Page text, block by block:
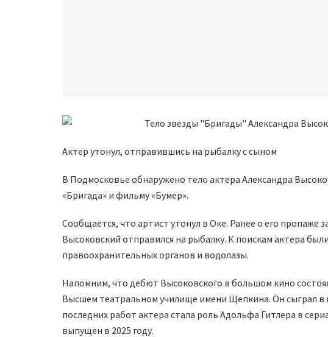
Актер утонул, отправившись на рыбалку с сыном
В Подмосковье обнаружено тело актера Александра
«Бригада» и фильму «Бумер».
Сообщается, что артист утонул в Оке. Ранее о его пропаже
Высоковский отправился на рыбалку. К поискам актера
правоохранительных органов и водолазы.
Напомним, что дебют Высоковского в большом кино
Высшем театральном училище имени Щепкина. Он сыграл в
последних работ актера стала роль Адольфа Гитлера в
выпущен в 2025 году.